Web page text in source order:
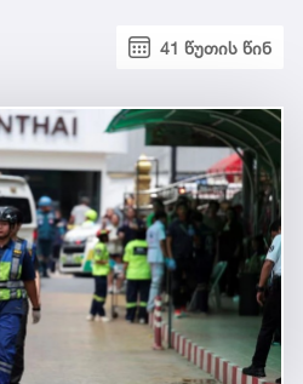
41 წუთის წინ